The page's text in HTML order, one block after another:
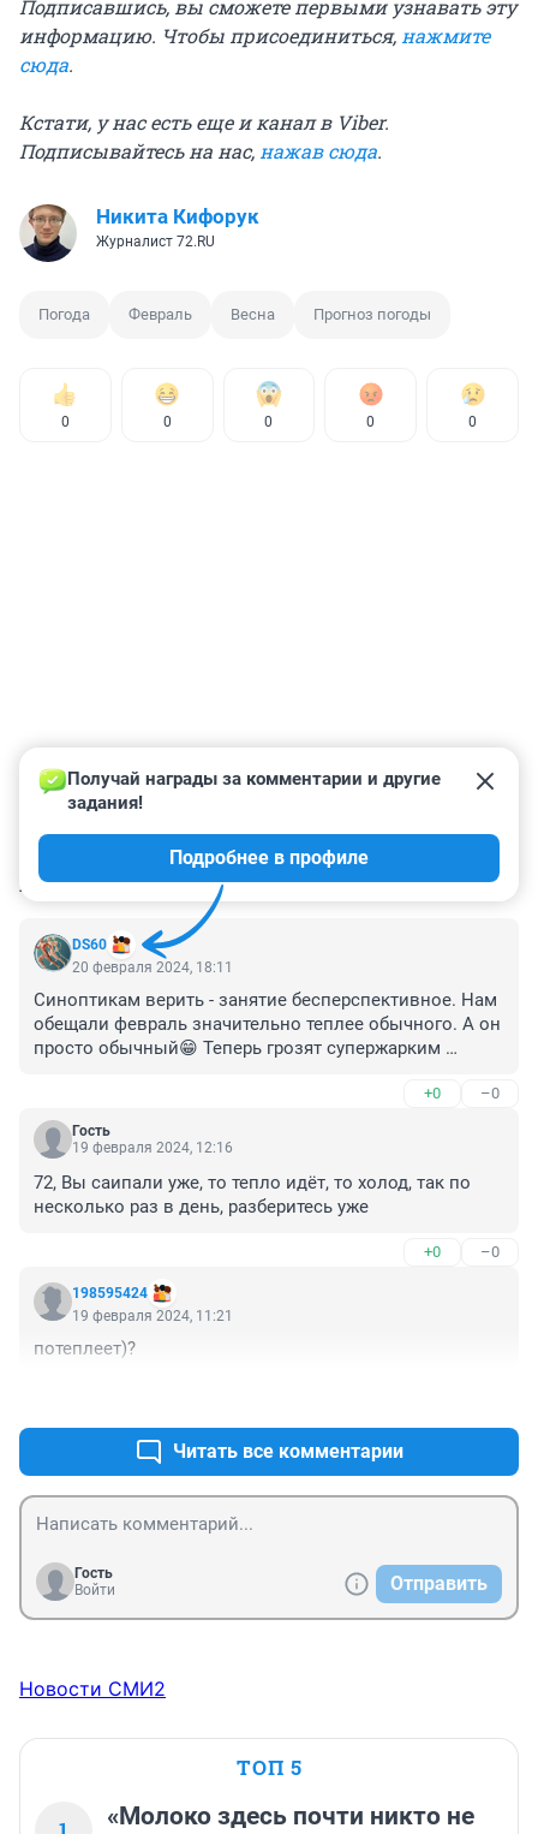
Подписавшись, вы сможете первыми узнавать эту
информацию. Чтобы присоединиться,нажмите
сюда.
Кстати, у нас есть еще и канал в Viber.
Подписывайтесь на нас,нажав сюда.
Никита Кифорук
Журналист 72.RU
Погода Февраль Весна Прогноз погоды
0 0 0 0 0
КОММЕНТАРИИ 36
DS60
Получай награды за комментарии и другие
задания!
Подробнее в профиле
20 февраля 2024, 18:11
Синоптикам верить - занятие бесперспективное. Нам
обещали февраль значительно теплее обычного. А он
просто обычный😁 Теперь грозят супержарким
Но угадать никак не получается😁
Хороша любая погода. Но хорошая - лучше😁
+0 –0
Гость
19 февраля 2024, 12:16
72, Вы саипали уже, то тепло идёт, то холод, так по
несколько раз в день, разберитесь уже
+0 –0
198595424
19 февраля 2024, 11:21
потеплеет)?
Читать все комментарии
Гость
Войти
Отправить
Новости СМИ2
ТОП 5
«Молоко здесь почти никто не